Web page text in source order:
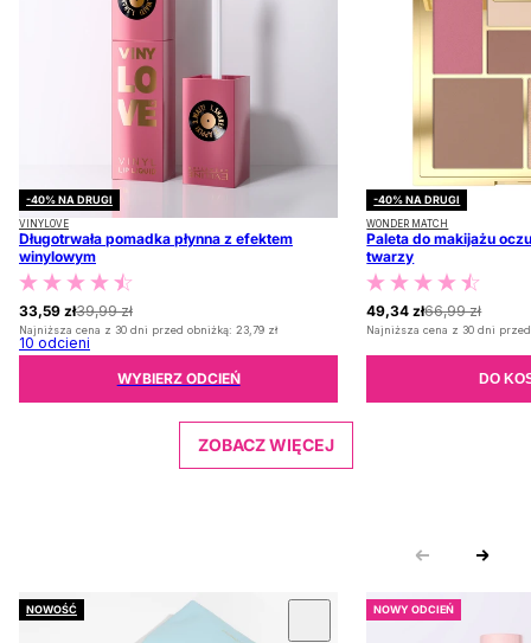
-40% NA DRUGI
VINYLOVE
Długotrwała pomadka płynna z efektem
winylowym
39,99 zł
33,59 zł
Najniższa cena z 30 dni przed obniżką: 23,79 zł
10 odcieni
WYBIERZ ODCIEŃ
-40% NA DRUGI
WONDER MATCH
Paleta do makijażu
twarzy
66,99 zł
49,34 zł
Najniższa cena z 30 dni
DO
ZOBACZ WIĘCEJ
NOWOŚĆ NOWY ODCIEŃ